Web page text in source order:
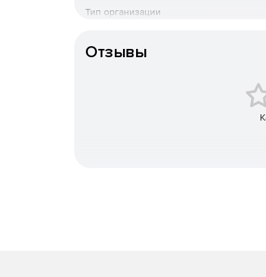
компонентов. Настраиваемые темы
Поддерживает популярные
Созданный с нуля для поддержки
пользовательского интерфейса при
технологий, включая jQuery, Angular,
Тип организации
Отзывы